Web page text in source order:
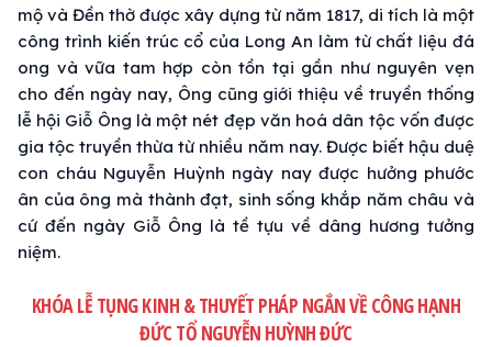
mộ và Đền thờ được xây dựng từ năm 1817, di tích là một
công trình kiến trúc cổ của Long An làm từ chất liệu đá
ong và vữa tam hợp còn tồn tại gần như nguyên vẹn
cho đến ngày nay, Ông cũng giới thiệu về truyền thống
lễ hội Giỗ Ông là một nét đẹp văn hoá dân tộc vốn được
gia tộc truyền thừa từ nhiều năm nay. Được biết hậu duệ
con cháu Nguyễn Huỳnh ngày nay được hưởng phước
ân của ông mà thành đạt, sinh sống khắp năm châu và
cứ đến ngày Giỗ Ông là tề tựu về dâng hương tưởng
niệm.
KHÓA LỄ TỤNG KINH & THUYẾT PHÁP NGẮN VỀ CÔNG HẠNH
ĐỨC TỔ NGUYỄN HUỲNH ĐỨC